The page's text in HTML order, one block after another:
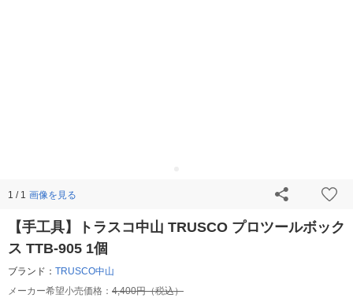
1 / 1 画像を見る
【手工具】トラスコ中山 TRUSCO プロツールボック
ス TTB-905 1個
ブランド： TRUSCO中山
メーカー希望小売価格： 4,400円（税込）